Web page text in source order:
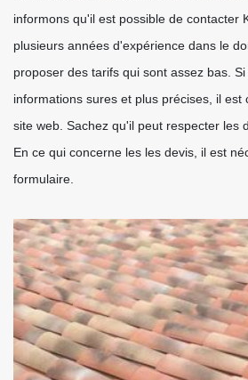
informons qu'il est possible de contacter
plusieurs années d'expérience dans le
proposer des tarifs qui sont assez bas.
informations sures et plus précises, il est
site web. Sachez qu'il peut respecter les
En ce qui concerne les les devis, il est
formulaire.